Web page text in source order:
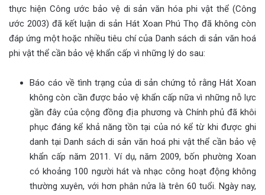
thực hiện Công ước bảo vệ di sản văn hóa phi vật thể (Công
ước 2003) đã kết luận di sản Hát Xoan Phú Thọ đã không còn
đáp ứng một hoặc nhiều tiêu chí của Danh sách di sản văn hoá
phi vật thể cần bảo vệ khẩn cấp vì những lý do sau:
Báo cáo về tình trạng của di sản chứng tỏ rằng Hát Xoan
không còn cần được bảo vệ khẩn cấp nữa vì những nỗ lực
gần đây của cộng đồng địa phương và Chính phủ đã khôi
phục đáng kể khả năng tồn tại của nó kể từ khi được ghi
danh tại Danh sách di sản văn hoá phi vật thể cần bảo vệ
khẩn cấp năm 2011. Ví dụ, năm 2009, bốn phường Xoan
có khoảng 100 người hát và nhạc công hoạt động không
thường xuyên, với hơn phân nửa là trên 60 tuổi. Ngày nay,